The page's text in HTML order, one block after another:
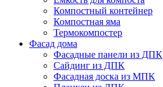
Компостный контейнер
Компостная яма
Термокомпостер
Фасад дома
Фасадные панели из ДПК
Сайдинг из ДПК
Фасадная доска из МПК